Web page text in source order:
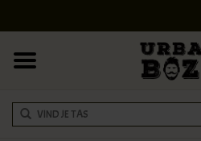
COLLEGE BAGS
RUGZAKKEN